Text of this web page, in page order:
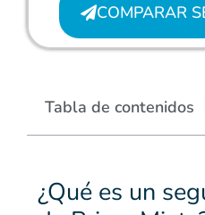
¿Qué es un
COMPARAR
Tabla de contenidos